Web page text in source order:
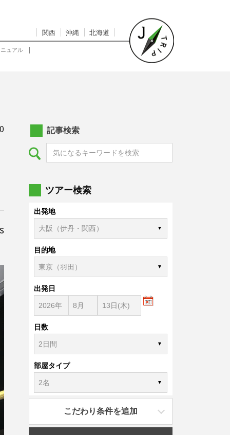
関西 沖縄 北海道
ュアル
記事検索
ツアー検索
出発地
目的地
出発日
日数
部屋タイプ
こだわり条件を追加